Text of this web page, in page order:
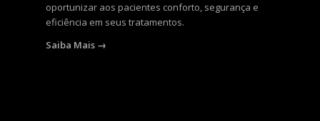
oportunizar aos pacientes conforto, segurança e
eficiência em seus tratamentos.
Saiba Mais →